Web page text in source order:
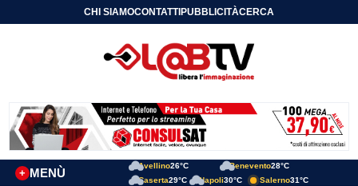
CHI SIAMOCONTATTIPUBBLICITÀCERCA
MENÙ
+
Avellino26°C Benevento28°C
Caserta29°C Napoli30°C Salerno31°C